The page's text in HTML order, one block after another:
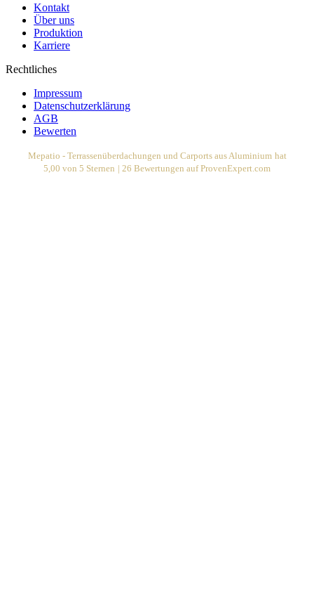
Kontakt
Über uns
Produktion
Karriere
Rechtliches
Impressum
Datenschutzerklärung
AGB
Bewerten
Mepatio - Terrassenüberdachungen und Carports aus Aluminium hat
5,00 von 5 Sternen | 26 Bewertungen auf ProvenExpert.com